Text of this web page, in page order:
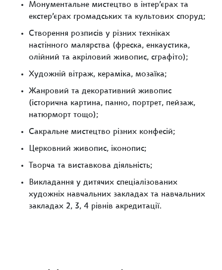
Монументальне мистецтво в інтер’єрах та
екстер’єрах громадських та культових споруд;
Створення розписів у різних техніках
настінного малярства (фреска, енкаустика,
олійний та акріловий живопис, сграфіто);
Художній вітраж, кераміка, мозаїка;
Жанровий та декоративний живопис
(історична картина, панно, портрет, пейзаж,
натюрморт тощо);
Сакральне мистецтво різних конфесій;
Церковний живопис, іконопис;
Творча та виставкова діяльність;
Викладання у дитячих спеціалізованих
художніх навчальних закладах та навчальних
закладах 2, 3, 4 рівнів акредитації.